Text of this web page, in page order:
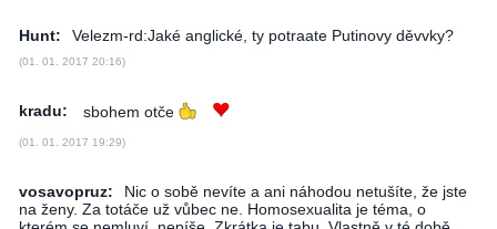
Hunt: Velezm-rd:Jaké anglické, ty potraate Putinovy děvvky?
(01. 01. 2017 20:16)
kradu: sbohem otče
(01. 01. 2017 19:29)
vosavopruz:
Nic o sobě nevíte a ani náhodou netušíte, že jste
na ženy. Za totáče už vůbec ne. Homosexualita je téma, o